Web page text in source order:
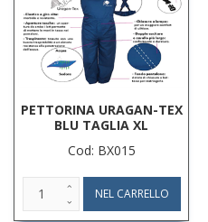
PETTORINA URAGAN-TEX
BLU TAGLIA XL
Cod: BX015